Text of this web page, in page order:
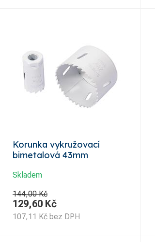
Korunka vykružovací
bimetalová 43mm
Skladem
144,00 Kč
129,60 Kč
107,11 Kč bez DPH